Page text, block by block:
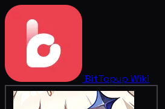
BitTopup Wiki